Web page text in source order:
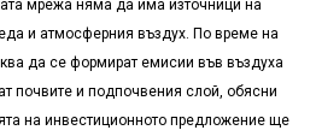
мрежа няма да има източници на
и атмосферния въздух. По време на
да се формират емисии във въздуха
почвите и подпочвения слой, обясни
на инвестиционното предложение ще